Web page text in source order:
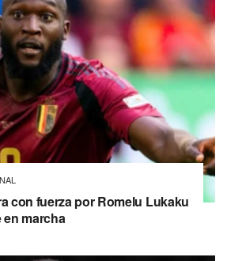
con fuerza por Romelu Lukaku
marcha